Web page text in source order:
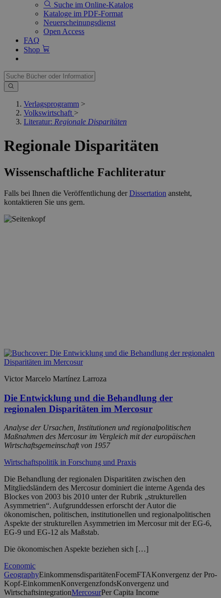
Suche im Online-Katalog
Kataloge im PDF-Format
Neuerscheinungsdienst
Open Access
FAQ
Shop
Verlagsprogramm >
Volkswirtschaft >
Literatur: Regionale Disparitäten
Regionale Disparitäten
Wissenschaftliche Fachliteratur
Falls bei Ihnen die Veröffentlichung derDissertation ansteht,
kontaktieren Sie uns gern.
Victor Marcelo Martínez Larroza
Die Entwicklung und die Behandlung der
regionalen Disparitäten im Mercosur
Analyse der Ursachen, Institutionen und regionalpolitischen
Maßnahmen des Mercosur im Vergleich mit der europäischen
Wirtschaftsgemeinschaft von 1957
Wirtschaftspolitik in Forschung und Praxis
Die Behandlung der regionalen Disparitäten zwischen den
Mitgliedsländern des Mercosur dominiert die interne Agenda des
Blockes von 2003 bis 2010 unter der Rubrik „strukturellen
Asymmetrien“. Aufgrunddessen erforscht der Autor die
ökonomischen, politischen, institutionellen und regionalpolitischen
Aspekte der strukturellen Asymmetrien im Mercosur mit der EG-6,
EG-9 und EG-12 als Maßstab.
Die ökonomischen Aspekte beziehen sich […]
Economic
GeographyEinkommensdisparitätenFocemFTAKonvergenz der Pro-
Kopf-EinkommenKonvergenzfondsKonvergenz und
WirtschaftsintegrationMercosurPer Capita Income